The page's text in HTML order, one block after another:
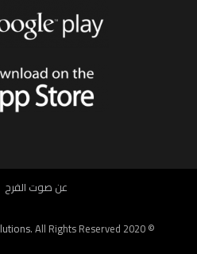
عن صوت الفرح
© Developed by
. All Rights Reserved 2020